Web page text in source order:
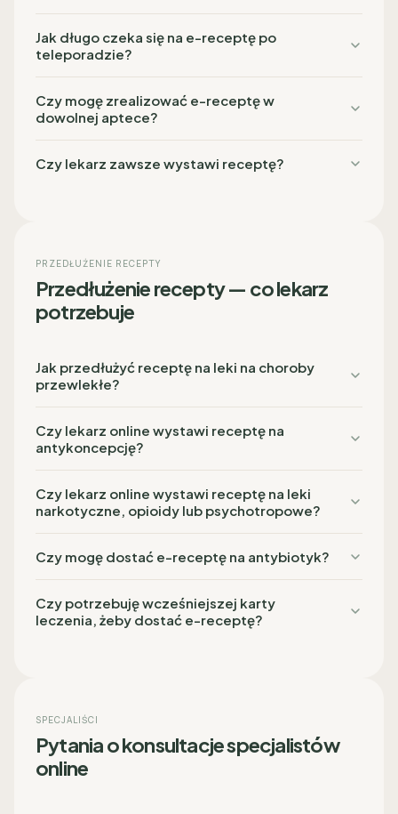
Jak długo czeka się na e-receptę po
teleporadzie?
Czy mogę zrealizować e-receptę w
dowolnej aptece?
Czy lekarz zawsze wystawi receptę?
PRZEDŁUŻENIE RECEPTY
Przedłużenie recepty — co lekarz
potrzebuje
Jak przedłużyć receptę na leki na choroby
przewlekłe?
Czy lekarz online wystawi receptę na
antykoncepcję?
Czy lekarz online wystawi receptę na leki
narkotyczne, opioidy lub psychotropowe?
Czy mogę dostać e-receptę na antybiotyk?
Czy potrzebuję wcześniejszej karty
leczenia, żeby dostać e-receptę?
SPECJALIŚCI
Pytania o konsultacje specjalistów
online